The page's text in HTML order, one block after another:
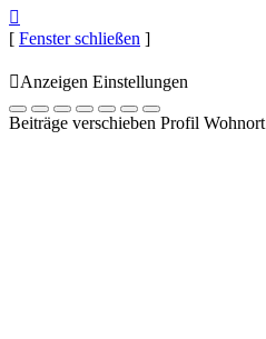
[ Fenster schließen ]
Anzeigen Einstellungen
Beiträge verschieben Profil Wohnort